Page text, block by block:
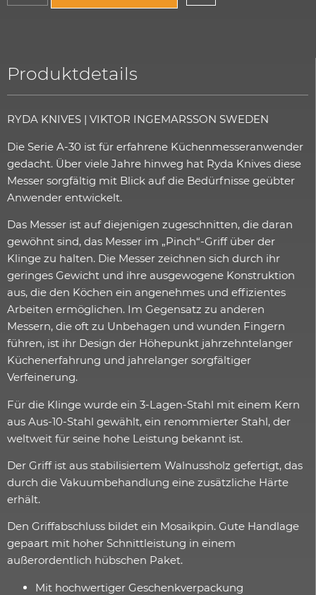
Produktdetails
RYDA KNIVES | VIKTOR INGEMARSSON SWEDEN
Die Serie A-30 ist für erfahrene Küchenmesseranwender
gedacht. Über viele Jahre hinweg hat Ryda Knives diese
Messer sorgfältig mit Blick auf die Bedürfnisse geübter
Anwender entwickelt.
Das Messer ist auf diejenigen zugeschnitten, die daran
gewöhnt sind, das Messer im „Pinch“-Griff über der
Klinge zu halten. Die Messer zeichnen sich durch ihr
geringes Gewicht und ihre ausgewogene Konstruktion
aus, die den Köchen ein angenehmes und effizientes
Arbeiten ermöglichen. Im Gegensatz zu anderen
Messern, die oft zu Unbehagen und wunden Fingern
führen, ist ihr Design der Höhepunkt jahrzehntelanger
Küchenerfahrung und jahrelanger sorgfältiger
Verfeinerung.
Für die Klinge wurde ein 3-Lagen-Stahl mit einem Kern
aus Aus-10-Stahl gewählt, ein renommierter Stahl, der
weltweit für seine hohe Leistung bekannt ist.
Der Griff ist aus stabilisiertem Walnussholz gefertigt, das
durch die Vakuumbehandlung eine zusätzliche Härte
erhält.
Den Griffabschluss bildet ein Mosaikpin. Gute Handlage
gepaart mit hoher Schnittleistung in einem
außerordentlich hübschen Paket.
Mit hochwertiger Geschenkverpackung